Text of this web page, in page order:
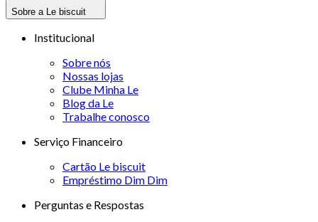
Sobre a Le biscuit
Institucional
Sobre nós
Nossas lojas
Clube Minha Le
Blog da Le
Trabalhe conosco
Serviço Financeiro
Cartão Le biscuit
Empréstimo Dim Dim
Perguntas e Respostas